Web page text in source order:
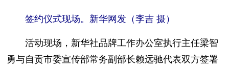
签约仪式现场。新华网发（李吉 摄）
活动现场，新华社品牌工作办公室执行主任梁智
勇与自贡市委宣传部常务副部长赖远驰代表双方签署